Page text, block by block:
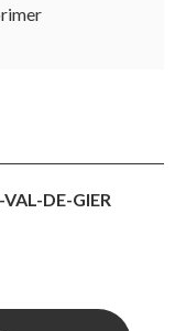
DE-GIER